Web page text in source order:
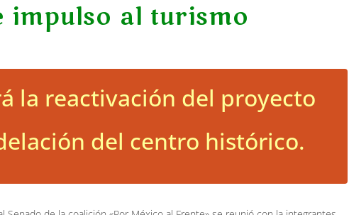
impulso al turismo
la reactivación del proyecto
del centro histórico.